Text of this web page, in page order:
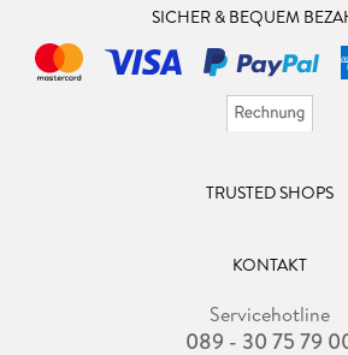
SICHER & BEQUEM
TRUSTED SHOPS
KONTAKT
Servicehotline
089 - 30 75 79